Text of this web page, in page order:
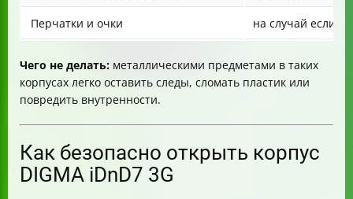
Перчатки и очки на случай если
Чего не делать: металлическими предметами в таких
корпусах легко оставить следы, сломать пластик или
повредить внутренности.
Как безопасно открыть корпус
DIGMA iDnD7 3G